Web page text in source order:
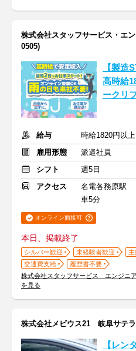
株式会社スタッフサービス・エ
0505)
【製造
高時給
ークリ
給与
時給1820円以上
雇用形態
派遣社員
シフト
週5日
アクセス
名電各務原駅
車5分
オンライン面接可
本日、掲載終了
シルバー歓迎 未経験者歓迎
主
交通費支給
履歴書不要
株式会社スタッフサービス エンジニ
を見る
株式会社メビウス21 岐阜サテラ
【レン